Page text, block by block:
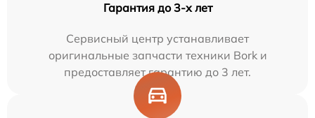
Гарантия до 3-х лет
Сервисный центр устанавливает
оригинальные запчасти техники Bork и
предоставляет гарантию до 3 лет.